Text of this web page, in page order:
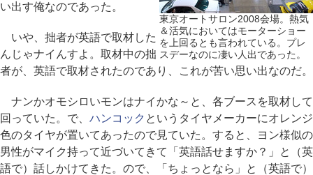
東京オートサロン2008会場。熱気
＆活気においてはモーターショー
を上回るとも言われている。プレ
スデーなのに凄い人出であった。
い出す俺なのであった。
いや、拙者が英語で取材した
んじゃナイんすよ。取材中の拙
者が、英語で取材されたのであり、これが苦い思い出なのだ。
ナンかオモシロいモンはナイかな～と、各ブースを取材して
回っていた。で、 ハンコック というタイヤメーカーにオレンジ
色のタイヤが置いてあったので見ていた。すると、ヨン様似の
男性がマイク持って近づいてきて「英語話せますか？」と（英
語で）話しかけてきた。ので、「ちょっとなら」と（英語で）